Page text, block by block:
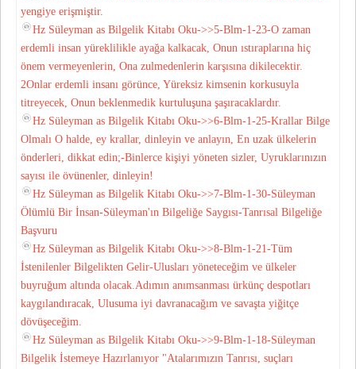
yengiye erişmiştir.
Hz Süleyman as Bilgelik Kitabı Oku->>5-Blm-1-23-O zaman
erdemli insan yüreklilikle ayağa kalkacak, Onun ıstıraplarına hiç
önem vermeyenlerin, Ona zulmedenlerin karşısına dikilecektir.
2Onlar erdemli insanı görünce, Yüreksiz kimsenin korkusuyla
titreyecek, Onun beklenmedik kurtuluşuna şaşıracaklardır.
Hz Süleyman as Bilgelik Kitabı Oku->>6-Blm-1-25-Krallar Bilge
Olmalı O halde, ey krallar, dinleyin ve anlayın, En uzak ülkelerin
önderleri, dikkat edin;-Binlerce kişiyi yöneten sizler, Uyruklarınızın
sayısı ile övünenler, dinleyin!
Hz Süleyman as Bilgelik Kitabı Oku->>7-Blm-1-30-Süleyman
Ölümlü Bir İnsan-Süleyman'ın Bilgeliğe Saygısı-Tanrısal Bilgeliğe
Başvuru
Hz Süleyman as Bilgelik Kitabı Oku->>8-Blm-1-21-Tüm
İstenilenler Bilgelikten Gelir-Ulusları yöneteceğim ve ülkeler
buyruğum altında olacak.Adımın anımsanması ürkünç despotları
kaygılandıracak, Ulusuma iyi davranacağım ve savaşta yiğitçe
dövüşeceğim.
Hz Süleyman as Bilgelik Kitabı Oku->>9-Blm-1-18-Süleyman
Bilgelik İstemeye Hazırlanıyor "Atalarımızın Tanrısı, suçları